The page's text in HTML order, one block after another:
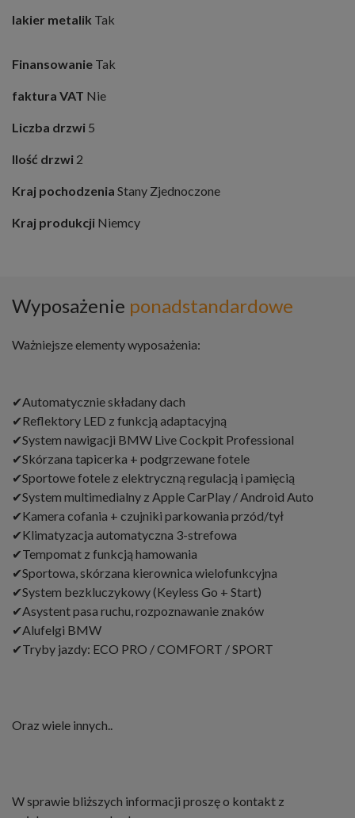
lakier metalik Tak
Finansowanie Tak
faktura VAT Nie
Liczba drzwi 5
Ilość drzwi 2
Kraj pochodzenia Stany Zjednoczone
Kraj produkcji Niemcy
Wyposażenie ponadstandardowe
Ważniejsze elementy wyposażenia:
✔Automatycznie składany dach
✔Reflektory LED z funkcją adaptacyjną
✔System nawigacji BMW Live Cockpit Professional
✔Skórzana tapicerka + podgrzewane fotele
✔Sportowe fotele z elektryczną regulacją i pamięcią
✔System multimedialny z Apple CarPlay / Android Auto
✔Kamera cofania + czujniki parkowania przód/tył
✔Klimatyzacja automatyczna 3-strefowa
✔Tempomat z funkcją hamowania
✔Sportowa, skórzana kierownica wielofunkcyjna
✔System bezkluczykowy (Keyless Go + Start)
✔Asystent pasa ruchu, rozpoznawanie znaków
✔Alufelgi BMW
✔Tryby jazdy: ECO PRO / COMFORT / SPORT
Oraz wiele innych..
W sprawie bliższych informacji proszę o kontakt z